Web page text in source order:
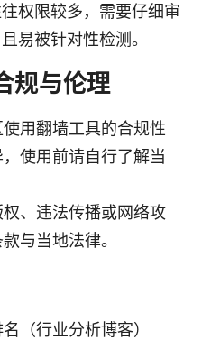
权限较多，需要仔细审
易被针对性检测。
规与伦理
用翻墙工具的合规性
使用前请自行了解当
、违法传播或网络攻
与当地法律。
（行业分析博客）